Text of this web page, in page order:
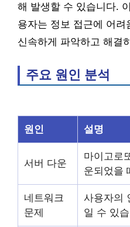
해 발생할 수 있습니다.
용자는 정보 접근에 어
신속하게 파악하고 해결
주요 원인 분석
원인 설명
서버 다운
마이고로
운되었을
네트워크
문제
사용자의
일 수 있